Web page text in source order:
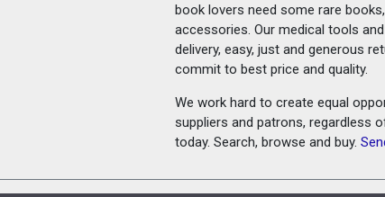
book lovers need some rare
accessories. Our medical tools
delivery, easy, just and generous
commit to best price and quality.
We work hard to create equal
suppliers and patrons, regardless
today. Search, browse and buy.